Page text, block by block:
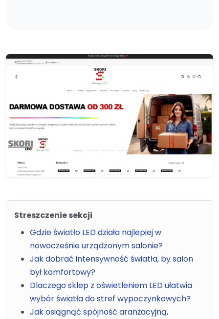
Streszczenie sekcji
Gdzie światło LED działa najlepiej w
nowocześnie urządzonym salonie?
Jak dobrać intensywność światła, by salon
był komfortowy?
Dlaczego sklep z oświetleniem LED ułatwia
wybór światła do stref wypoczynkowych?
Jak osiągnąć spójność aranżacyjną,